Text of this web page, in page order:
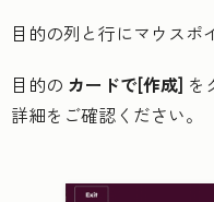
目的の列と行にマウスポ
目的の カードで[作成] を
詳細をご確認ください。